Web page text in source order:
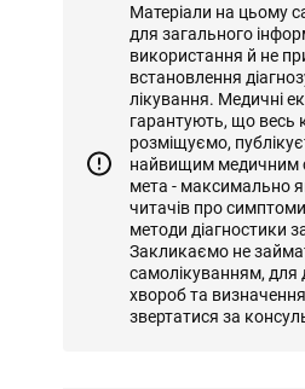
Матеріали на цьому
для загального
використання й не
встановлення
лікування. Медичні
гарантують, що весь
розміщуємо,
найвищим медичним
мета - максимально
читачів про
методи діагностики
Закликаємо не
самолікуванням, для
хвороб та
звертатися за